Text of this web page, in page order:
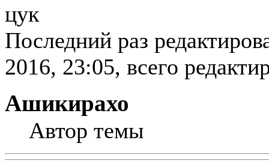
цук
Последний раз
2016, 23:05, всего
Ашикирахо
Автор темы